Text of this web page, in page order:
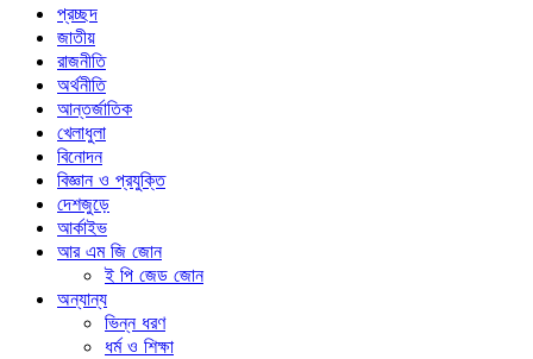
প্রচ্ছদ
জাতীয়
রাজনীতি
অর্থনীতি
আন্তর্জাতিক
খেলাধুলা
বিনোদন
বিজ্ঞান ও প্রযুক্তি
দেশজুড়ে
আর্কাইভ
আর এম জি জোন
ই পি জেড জোন
অন্যান্য
ভিন্ন ধরণ
ধর্ম ও শিক্ষা